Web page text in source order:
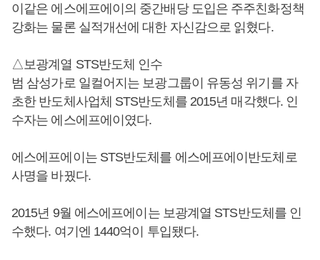
이같은 에스에프에이의 중간배당 도입은 주주친화정책
강화는 물론 실적개선에 대한 자신감으로 읽혔다.
△보광계열 STS반도체 인수
범 삼성가로 일컬어지는 보광그룹이 유동성 위기를 자
초한 반도체사업체 STS반도체를 2015년 매각했다. 인
수자는 에스에프에이였다.
에스에프에이는 STS반도체를 에스에프에이반도체로
사명을 바꿨다.
2015년 9월 에스에프에이는 보광계열 STS반도체를 인
수했다. 여기엔 1440억이 투입됐다.